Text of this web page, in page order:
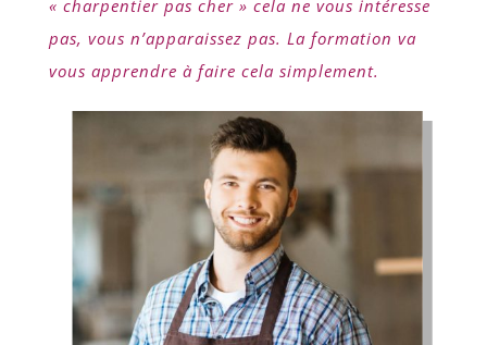
« charpentier pas cher » cela ne vous intéresse
pas, vous n’apparaissez pas. La formation va
vous apprendre à faire cela simplement.